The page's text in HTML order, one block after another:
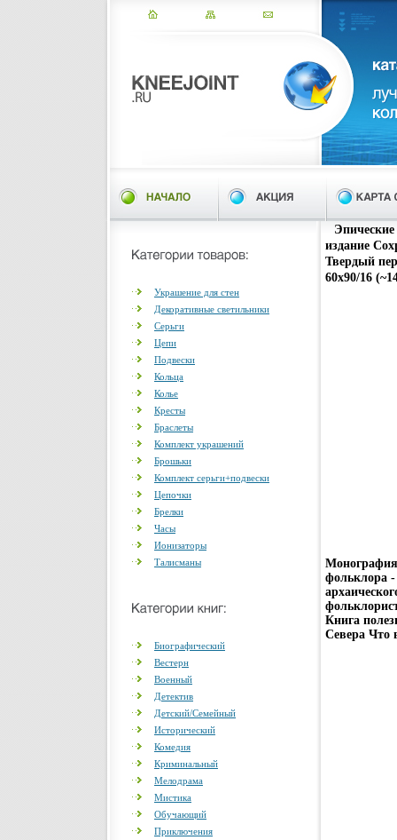
Украшение для стен
Декоративные светильники
Серьги
Цепи
Подвески
Кольца
Колье
Кресты
Браслеты
Комплект украшений
Брошьки
Комплект серьги+подвески
Цепочки
Брелки
Часы
Ионизаторы
Талисманы
Биографический
Вестерн
Военный
Детектив
Детский/Семейный
Исторический
Комедия
Криминальный
Мелодрама
Мистика
Обучающий
Приключения
издание
Твердый
60x90/16
Монография
фольклора -
Книга
Севера Что